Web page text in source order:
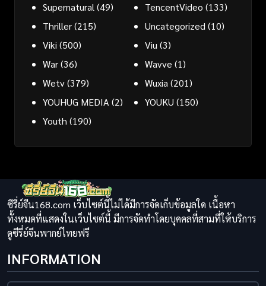
Supernatural (49) TencentVideo (133)
Thriller(215) Uncategorized (10)
Viki (500) Viu (3)
War(36) Wavve (1)
Wetv(379) Wuxia (201)
YOUHUG MEDIA (2) YOUKU (150)
Youth (190)
ซีรี่ย์จีน168.com เว็บไซต์นี้ไม่ได้มีการจัดเก็บข้อมูลใด เนื้อหา
ทั้งหมดที่แสดงในเว็บไซต์นี้ มีการจัดทำโดยบุคคลที่สามที่ให้บริการ
ดูซีรี่ย์จีนพากย์ไทยฟรี
INFORMATION